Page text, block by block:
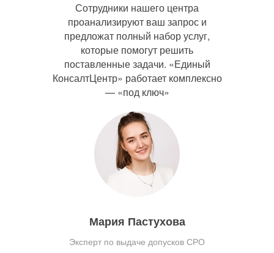
Сотрудники нашего центра
проанализируют ваш запрос и
предложат полный набор услуг,
которые помогут решить
поставленные задачи. «Единый
КонсалтЦентр» работает комплексно
— «под ключ»
Мария Пастухова
Эксперт по выдаче допусков СРО